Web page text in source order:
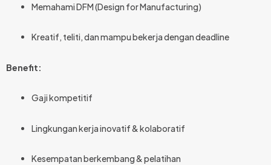
Memahami DFM (Design for Manufacturing)
Kreatif, teliti, dan mampu bekerja dengan deadline
Benefit:
Gaji kompetitif
Lingkungan kerja inovatif & kolaboratif
Kesempatan berkembang & pelatihan